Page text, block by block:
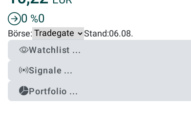
0 %0
Börse: Stand:06.08.
Watchlist ...
Signale ...
Portfolio ...